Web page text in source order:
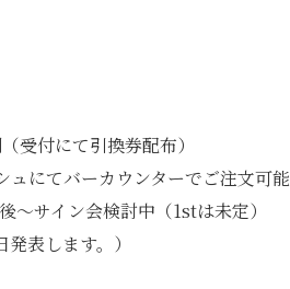
受付にて引換券配布）
にてバーカウンターでご注文可能
サイン会検討中（1stは未定）
発表します。）